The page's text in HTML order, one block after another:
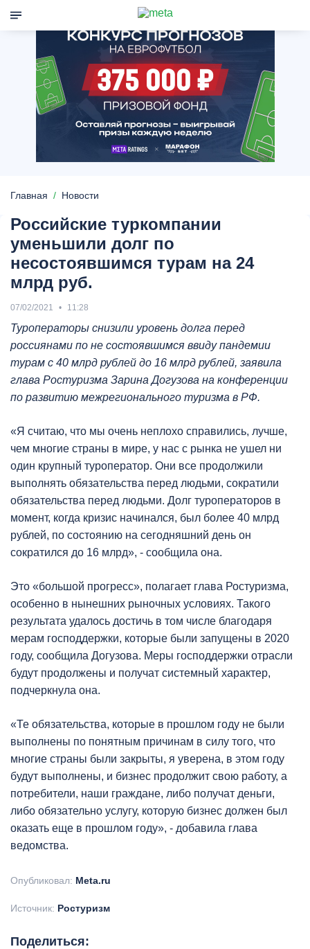
Главная Новости
Российские туркомпании
уменьшили долг по
несостоявшимся турам на 24
млрд руб.
07/02/2021 11:28
Туроператоры снизили уровень долга перед
россиянами по не состоявшимся ввиду пандемии
турам с 40 млрд рублей до 16 млрд рублей, заявила
глава Ростуризма Зарина Догузова на конференции
по развитию межрегионального туризма в РФ.
«Я считаю, что мы очень неплохо справились, лучше,
чем многие страны в мире, у нас с рынка не ушел ни
один крупный туроператор. Они все продолжили
выполнять обязательства перед людьми, сократили
обязательства перед людьми. Долг туроператоров в
момент, когда кризис начинался, был более 40 млрд
рублей, по состоянию на сегодняшний день он
сократился до 16 млрд», - сообщила она.
Это «большой прогресс», полагает глава Ростуризма,
особенно в нынешних рыночных условиях. Такого
результата удалось достичь в том числе благодаря
мерам господдержки, которые были запущены в 2020
году, сообщила Догузова. Меры господдержки отрасли
будут продолжены и получат системный характер,
подчеркнула она.
«Те обязательства, которые в прошлом году не были
выполнены по понятным причинам в силу того, что
многие страны были закрыты, я уверена, в этом году
будут выполнены, и бизнес продолжит свою работу, а
потребители, наши граждане, либо получат деньги,
либо обязательно услугу, которую бизнес должен был
оказать еще в прошлом году», - добавила глава
ведомства.
Опубликовал: Meta.ru
Источник: Ростуризм
Поделиться: